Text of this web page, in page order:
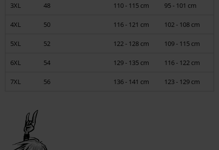
Bikinis & Unterwäsche
Babies & Kids
T-Shirts, Kapuzenpullover & -jacken, Strampler
3XL 48 110 - 115 cm 95 - 101 cm
4XL 50 116 - 121 cm 102 - 108 cm
5XL 52 122 - 128 cm 109 - 115 cm
6XL 54 129 - 135 cm 116 - 122 cm
7XL 56 136 - 141 cm 123 - 129 cm